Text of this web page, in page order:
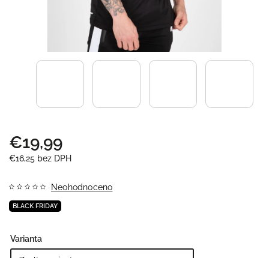
€19,99
€16,25 bez DPH
BLACK FRIDAY
Neohodnoceno
Varianta